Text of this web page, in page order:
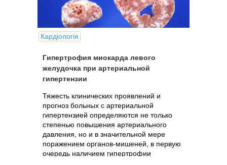
Кардіологія
Гипертрофия миокарда левого
желудочка при артериальной
гипертензии
Тяжесть клинических проявлений и
прогноз больных с артериальной
гипертензией определяются не только
степенью повышения артериального
давления, но и в значительной мере
поражением органов-мишеней, в первую
очередь наличием гипертрофии